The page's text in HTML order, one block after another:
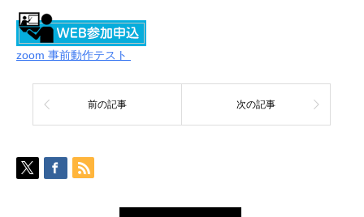
zoom 事前動作テスト
前の記事 次の記事